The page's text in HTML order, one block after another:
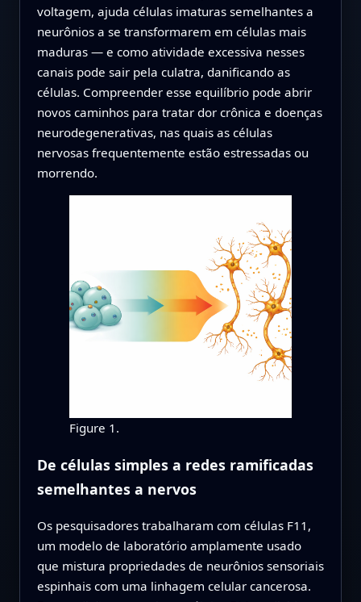
voltagem, ajuda células imaturas semelhantes a
neurônios a se transformarem em células mais
maduras — e como atividade excessiva nesses
canais pode sair pela culatra, danificando as
células. Compreender esse equilíbrio pode abrir
novos caminhos para tratar dor crônica e doenças
neurodegenerativas, nas quais as células
nervosas frequentemente estão estressadas ou
morrendo.
Figure 1.
De células simples a redes ramificadas
semelhantes a nervos
Os pesquisadores trabalharam com células F11,
um modelo de laboratório amplamente usado
que mistura propriedades de neurônios sensoriais
espinhais com uma linhagem celular cancerosa.